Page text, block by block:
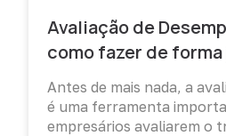
Avaliação de
como fazer de
Antes de mais nada, a
é uma ferramenta
empresários avaliarem o